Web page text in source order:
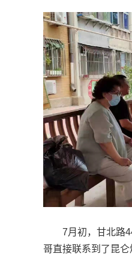
7月初，甘北路
哥直接联系到了昆